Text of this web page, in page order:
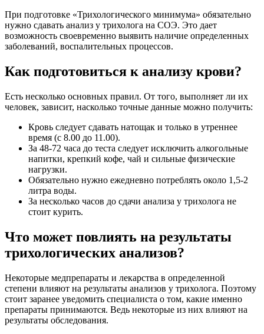
При подготовке «Трихологического минимума» обязательно
нужно сдавать анализ у трихолога на СОЭ. Это дает
возможность своевременно выявить наличие определенных
заболеваний, воспалительных процессов.
Как подготовиться к анализу крови?
Есть несколько основных правил. От того, выполняет ли их
человек, зависит, насколько точные данные можно получить:
Кровь следует сдавать натощак и только в утреннее
время (с 8.00 до 11.00).
За 48-72 часа до теста следует исключить алкогольные
напитки, крепкий кофе, чай и сильные физические
нагрузки.
Обязательно нужно ежедневно потреблять около 1,5-2
литра воды.
За несколько часов до сдачи анализа у трихолога не
стоит курить.
Что может повлиять на результаты
трихологических анализов?
Некоторые медпрепараты и лекарства в определенной
степени влияют на результаты анализов у трихолога. Поэтому
стоит заранее уведомить специалиста о том, какие именно
препараты принимаются. Ведь некоторые из них влияют на
результаты обследования.